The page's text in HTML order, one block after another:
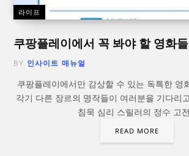
라이프
쿠팡플레이에서 꼭 봐야 할 영화들
BY 인사이트 매뉴얼
쿠팡플레이에서만 감상할 수 있는 독특한 영
각기 다른 장르의 명작들이 여러분을 기다리
침묵 심리 스릴러의 정수 고
READ MORE